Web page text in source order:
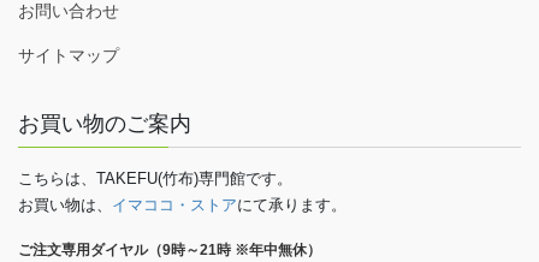
お問い合わせ
サイトマップ
お買い物のご案内
こちらは、TAKEFU(竹布)専門館です。
お買い物は、 イマココ・ストアにて承ります。
ご注文専用ダイヤル（9時～21時 ※年中無休）